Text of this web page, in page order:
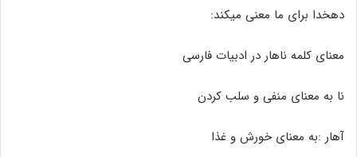
دهخدا برای ما معنی میکند:
معنای کلمه ناهار در ادبیات فارسی
نا به معنای منفی و سلب کردن
آهار :به معنای خورش و غذا